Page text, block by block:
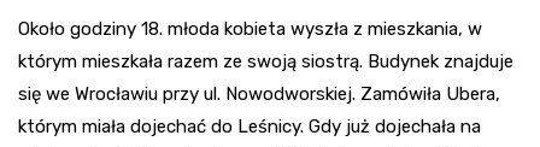
Około godziny 18. młoda kobieta wyszła z mieszkania, w
którym mieszkała razem ze swoją siostrą. Budynek znajduje
się we Wrocławiu przy ul. Nowodworskiej. Zamówiła Ubera,
którym miała dojechać do Leśnicy. Gdy już dojechała na